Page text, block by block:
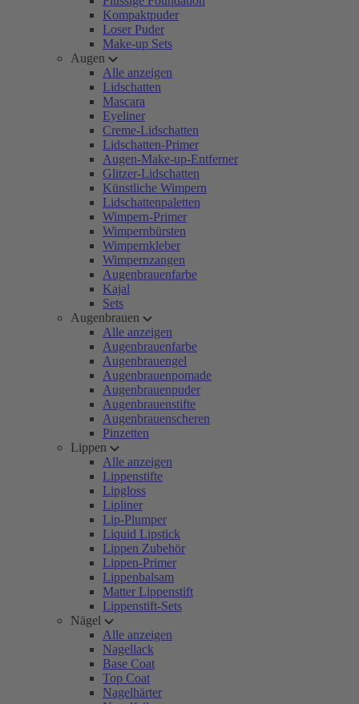
Kompaktpuder
Loser Puder
Make-up Sets
Augen
Alle anzeigen
Lidschatten
Mascara
Eyeliner
Creme-Lidschatten
Lidschatten-Primer
Augen-Make-up-Entferner
Glitzer-Lidschatten
Künstliche Wimpern
Lidschattenpaletten
Wimpern-Primer
Wimpernbürsten
Wimpernkleber
Wimpernzangen
Augenbrauenfarbe
Kajal
Sets
Augenbrauen
Alle anzeigen
Augenbrauenfarbe
Augenbrauengel
Augenbrauenpomade
Augenbrauenpuder
Augenbrauenstifte
Augenbrauenscheren
Pinzetten
Lippen
Alle anzeigen
Lippenstifte
Lipgloss
Lipliner
Lip-Plumper
Liquid Lipstick
Lippen Zubehör
Lippen-Primer
Lippenbalsam
Matter Lippenstift
Lippenstift-Sets
Nägel
Alle anzeigen
Nagellack
Base Coat
Top Coat
Nagelhärter